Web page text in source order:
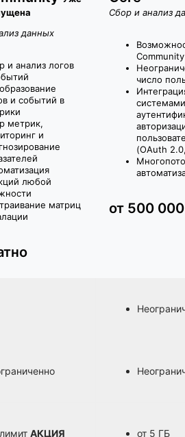
данных
и анализ логов
и событий в
метрик,
и
любой
матриц
Сбор и анализ
Community
число
системами
(OAuth
от 500
АКЦИЯ от 5 ГБ